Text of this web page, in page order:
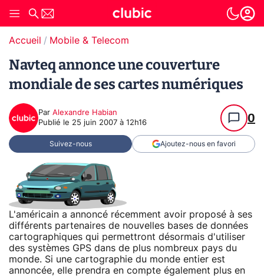
Accueil Mobile & Telecom
Navteq annonce une couverture
mondiale de ses cartes numériques
Par Alexandre Habian
Publié le 25 juin 2007 à 12h16 0
Suivez-nous Ajoutez-nous en favori
L'américain a annoncé récemment avoir proposé à ses
différents partenaires de nouvelles bases de données
cartographiques qui permettront désormais d'utiliser
des systèmes GPS dans de plus nombreux pays du
monde. Si une cartographie du monde entier est
annoncée, elle prendra en compte également plus en